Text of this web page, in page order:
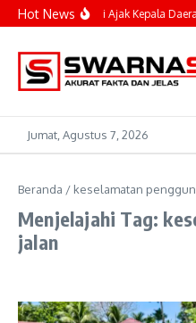
Lewati ke konten
Hot NewsMahyeldi Ajak Kepala
Jumat, Agustus 7, 2026
Beranda / keselamatan
Menjelajahi Tag:
jalan